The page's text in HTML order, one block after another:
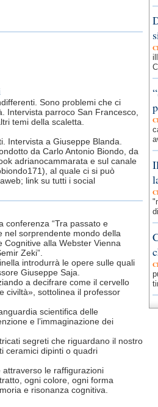
Sono problemi che ci
Intervista parroco San Francesco,
temi della scaletta.
Intervista a Giuseppe Blanda.
da Carlo Antonio Biondo, da
adrianocammarata e sul canale
al quale ci si può
link su tutti i social
conferenza “Tra passato e
nel sorprendente mondo della
Cognitive alla Webster Vienna
Zeki”.
introdurrà le opere sulle quali
Giuseppe Saja.
a decifrare come il cervello
civiltà», sottolinea il professor
scientifica delle
e l’immaginazione dei
segreti che riguardano il nostro
ceramici dipinti o quadri
le raffigurazioni
ogni colore, ogni forma
e risonanza cognitiva.